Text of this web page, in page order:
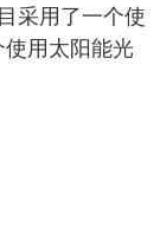
采用了一个使
用太阳能光